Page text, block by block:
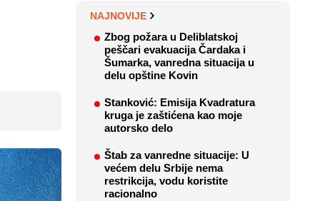
NAJNOVIJE
Zbog požara u Deliblatskoj
peščari evakuacija Čardaka i
Šumarka, vanredna situacija u
delu opštine Kovin
Stanković: Emisija Kvadratura
kruga je zaštićena kao moje
autorsko delo
Štab za vanredne situacije: U
većem delu Srbije nema
restrikcija, vodu koristite
racionalno